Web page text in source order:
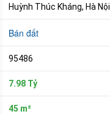
Huỳnh Thúc Kháng, Hà Nội
Bán đất
95486
7.98 Tỷ
45 m²